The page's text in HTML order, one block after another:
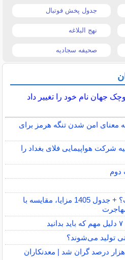
جدول پخش فوتبال
نهج البلاغه
صحیفه سجادیه
جهان نام خود را تغییر داد
معنای امن شدن تنگه هرمز برای
شرکت هواپیمایی فلای بغداد را
دوم
نرم‌افزار حسابداری ابری چیست؟ + جدول 1405 مزایا، مقایسه با
تولید می‌شوند؟
شوک تازه به معادن؛ گازوئیل ۸ هزار درصد گران شد | معدنکاران